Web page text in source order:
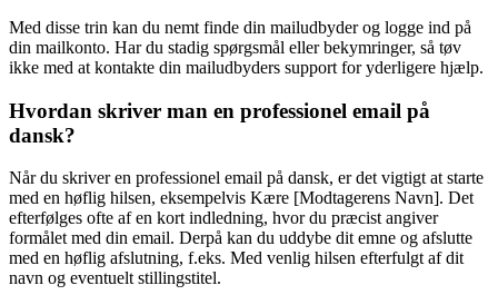
Med disse trin kan du nemt finde din mailudbyder og logge ind på
din mailkonto. Har du stadig spørgsmål eller bekymringer, så tøv
ikke med at kontakte din mailudbyders support for yderligere hjælp.
Hvordan skriver man en professionel email på
dansk?
Når du skriver en professionel email på dansk, er det vigtigt at starte
med en høflig hilsen, eksempelvis Kære [Modtagerens Navn]. Det
efterfølges ofte af en kort indledning, hvor du præcist angiver
formålet med din email. Derpå kan du uddybe dit emne og afslutte
med en høflig afslutning, f.eks. Med venlig hilsen efterfulgt af dit
navn og eventuelt stillingstitel.